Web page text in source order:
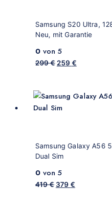
Samsung S20 Ultra,
Neu, mit Garantie
0 von 5
299€ 259 €
Samsung Galaxy A56
Dual Sim
0 von 5
419€ 379 €